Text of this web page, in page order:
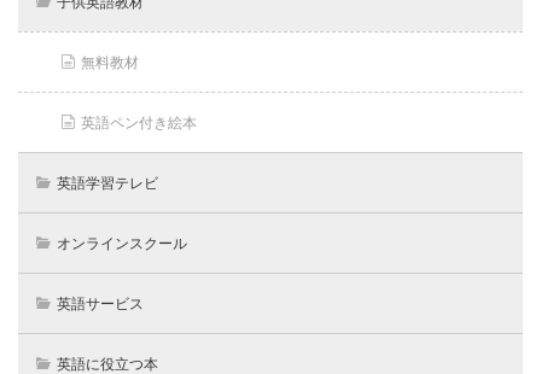
無料教材
英語ペン付き絵本
英語学習テレビ
オンラインスクール
英語サービス
英語に役立つ本